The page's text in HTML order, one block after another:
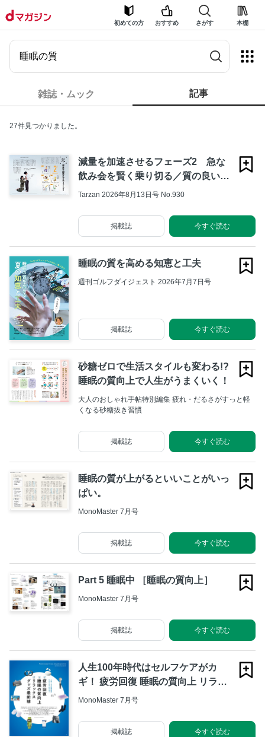
初めての方 おすすめ さがす 本棚
雑誌・ムック 記事
27件見つかりました。
減量を加速させるフェーズ2 急な
飲み会を賢く乗り切る／質の良い睡
眠を取る NEAT20ポイントチャレ
Tarzan 2026年8月13日号 No.930
今すぐ読む
掲載誌
睡眠の質を高める知恵と工夫
週刊ゴルフダイジェスト 2026年7月7日号
今すぐ読む
掲載誌
砂糖ゼロで生活スタイルも変わる!?
睡眠の質向上で人生がうまくいく！
大人のおしゃれ手帖特別編集 疲れ・だるさがすっと軽
くなる砂糖抜き習慣
今すぐ読む
掲載誌
睡眠の質が上がるといいことがいっ
ぱい。
MonoMaster 7月号
今すぐ読む
掲載誌
Part 5 睡眠中 ［睡眠の質向上］
MonoMaster 7月号
今すぐ読む
掲載誌
人生100年時代はセルフケアがカ
ギ！ 疲労回復 睡眠の質向上 リラッ
クスグッズ最前線
MonoMaster 7月号
今すぐ読む
掲載誌